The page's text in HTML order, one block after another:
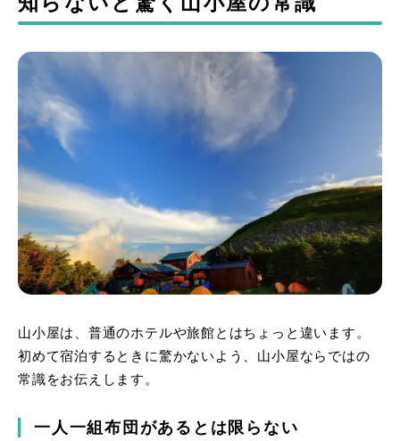
山小屋は、普通のホテルや旅館とはちょっと違います。
初めて宿泊するときに驚かないよう、山小屋ならではの
常識をお伝えします。
一人一組布団があるとは限らない